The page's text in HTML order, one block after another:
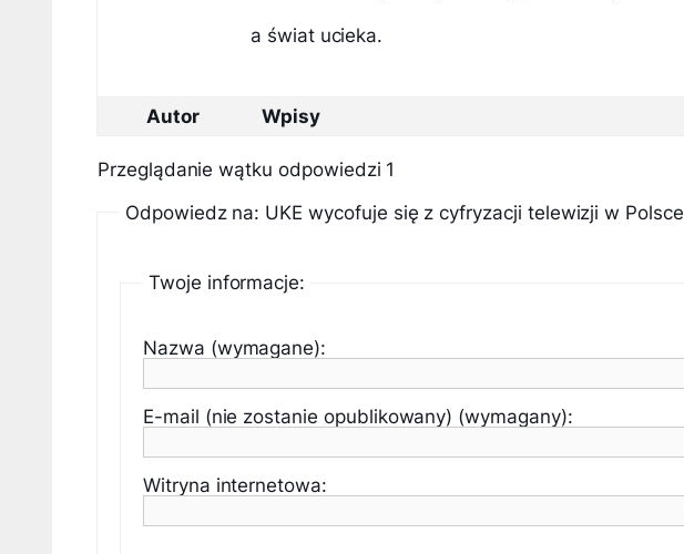
a świat ucieka.
Autor Wpisy
Przeglądanie wątku odpowiedzi 1
Odpowiedz na: UKE wycofuje się z cyfryzacji telewizji w Polsce
Twoje informacje:
Nazwa (wymagane):
E-mail (nie zostanie opublikowany) (wymagany):
Witryna internetowa: